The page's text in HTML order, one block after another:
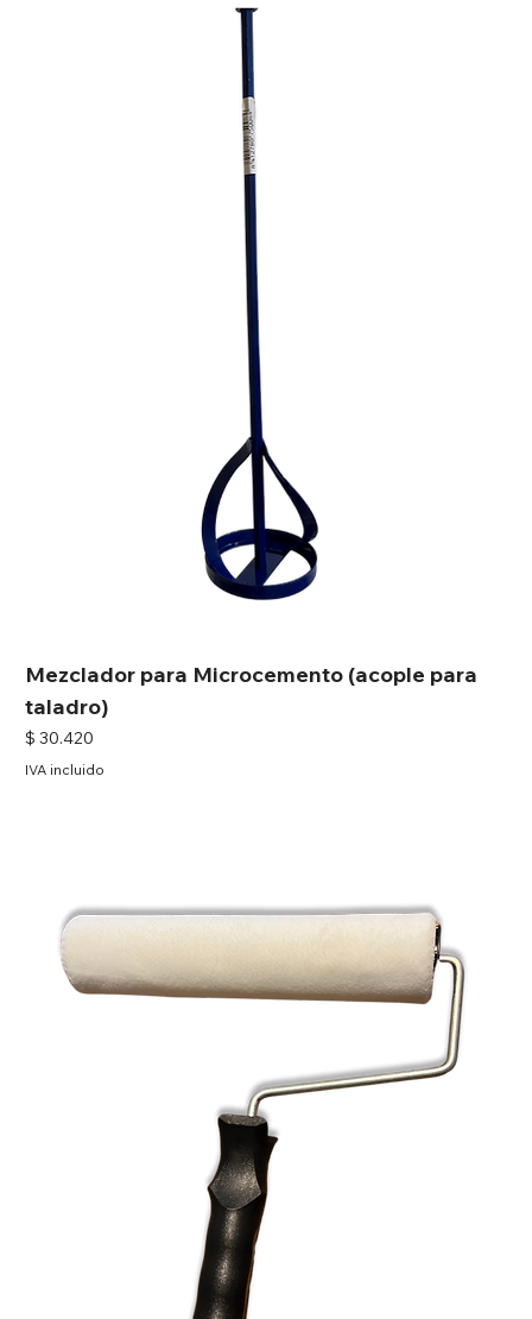
Mezclador para Microcemento (acople para
taladro)
Precio
$ 30.420
IVA incluido